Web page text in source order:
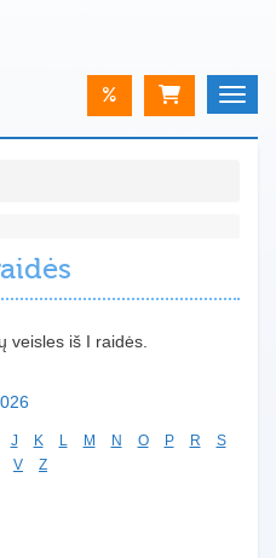
%
veisles iš I raidės.
J K L M N O P R
S
V Z